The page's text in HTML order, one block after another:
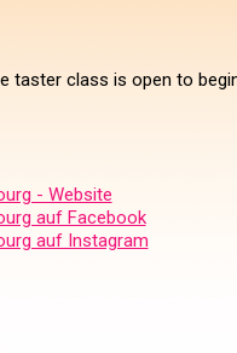
taster class is open to
- Website
auf Facebook
auf Instagram